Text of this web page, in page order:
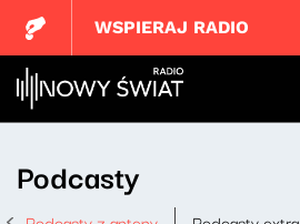
WSPIERAJ RADIO
Podcasty